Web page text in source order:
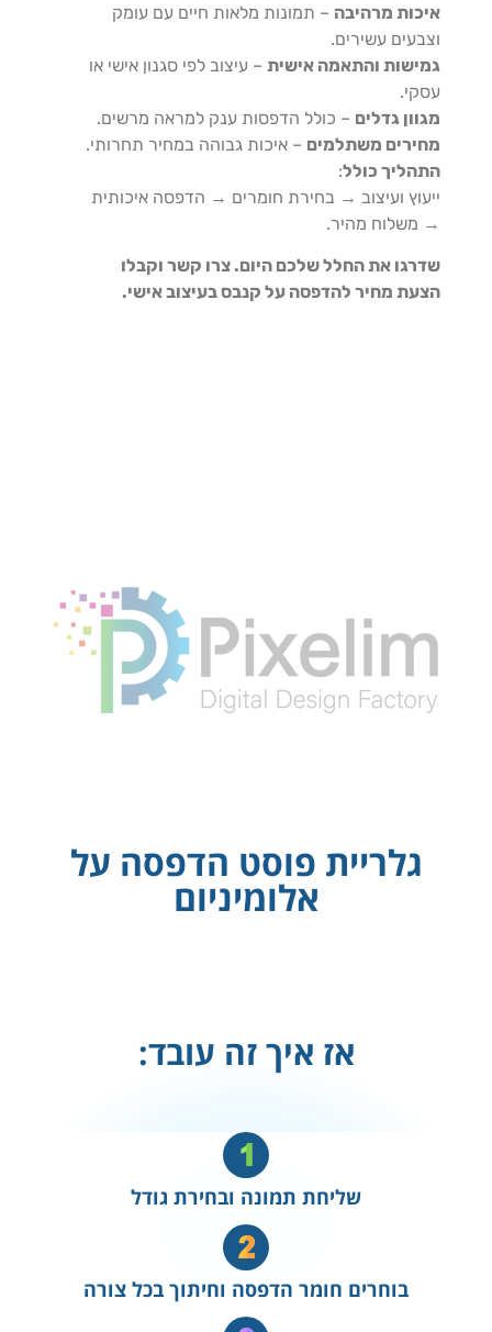
איכות מרהיבה – תמונות מלאות חיים עם עומק
וצבעים עשירים.
גמישות והתאמה אישית – עיצוב לפי סגנון אישי או
עסקי.
מגוון גדלים – כולל הדפסות ענק למראה מרשים.
מחירים משתלמים – איכות גבוהה במחיר תחרותי.
התהליך כולל:
ייעוץ ועיצוב → בחירת חומרים → הדפסה איכותית
→ משלוח מהיר.
שדרגו את החלל שלכם היום. צרו קשר וקבלו
הצעת מחיר להדפסה על קנבס בעיצוב אישי.
גלריית פוסט הדפסה על
אלומיניום
אז איך זה עובד:
שליחת תמונה ובחירת גודל
בוחרים חומר הדפסה וחיתוך בכל צורה